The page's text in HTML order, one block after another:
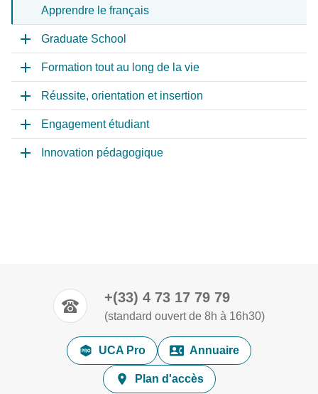
Apprendre le français
Graduate School
Formation tout au long de la vie
Réussite, orientation et insertion
Engagement étudiant
Innovation pédagogique
+(33) 4 73 17 79 79
(standard ouvert de 8h à 16h30)
UCA Pro Annuaire
Plan d'accès